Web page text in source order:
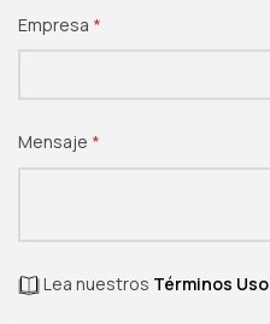
Empresa *
(necesario)
Mensaje *
(necesario)
Lea nuestros Términos Uso